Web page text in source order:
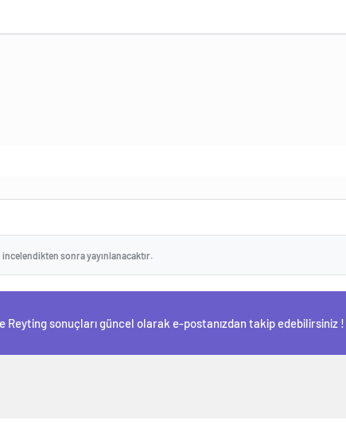
sonra yayınlanacaktır.
Reyting sonuçları güncel olarak e-postanızdan takip edebilirsiniz !